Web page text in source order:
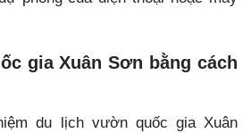
gia Xuân Sơn bằng cách
du lịch vườn quốc gia Xuân